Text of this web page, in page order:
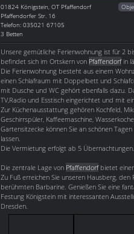
01824 Königstein, OT Pfaffendorf
Pfaffendorfer Str. 16
Telefon: 035021 67105
3 Betten
Unsere gemütliche Ferienwohnung ist für 2
befindet sich im Ortskern von Pfaffendorfin
Die Ferienwohnung besteht aus einem
einen Schlafraum mit Doppelbett und
mit Dusche und WC gehört ebenfalls dazu.
TV,Radio und Esstisch eingerichtet und mit
Zur Küchenausstattung gehören Kochfeld,
Geschirrspüler, Kaffeemaschine,
Gartensitzecke können Sie an schönen
lassen.
Die Vermietung erfolgt ab 5 Übernachtungen.
Die zentrale Lage von Pfaffendorfbietet
Zu Fuß erreichen Sie unseren Hausberg,
berühmten Barbarine. Genießen Sie eine
Festung Königstein mit interessanten
Dresden.